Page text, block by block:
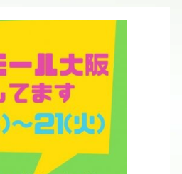
喫いたしましょう♪♪♪
FRUITS CAFE《阪急梅